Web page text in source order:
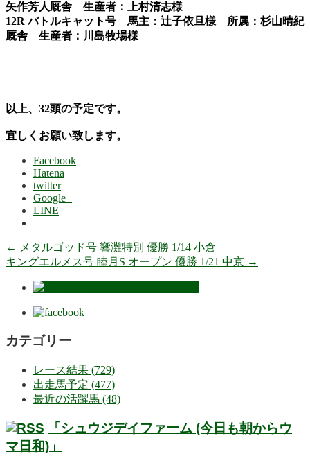
矢作芳人厩舎 生産者：上村清志様
12R バトルキャット号 馬主：辻子依旦様 所属：杉山晴紀
厩舎 生産者：川島牧場様
以上、32頭の予定です。
宜しくお願い致します。
Facebook
Hatena
twitter
Google+
LINE
←
メタルゴッド号 響灘特別 優勝 1/14 小倉
キングエルメス号 睦月S オープン 優勝 1/21 中京 →
カテゴリー
レース結果 (729)
出走馬予定 (477)
最近の活躍馬 (48)
「シュウジデイファーム (今日も朝からウ
マ日和)」